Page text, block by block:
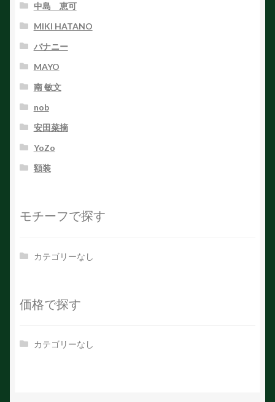
中島 恵可
MIKI HATANO
バナニー
MAYO
南 敏文
nob
安田菜摘
YoZo
額装
モチーフで探す
カテゴリーなし
価格で探す
カテゴリーなし